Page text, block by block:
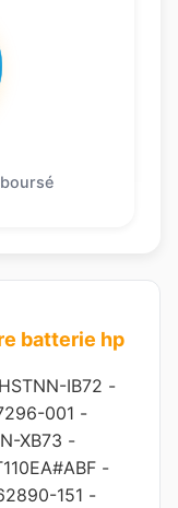
batterie hp
HSTNN-IB72 -
001 -
XB73 -
-
151 -